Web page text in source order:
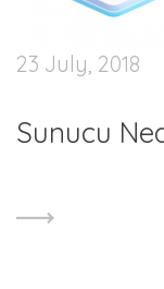
23 July, 2018
Sunucu